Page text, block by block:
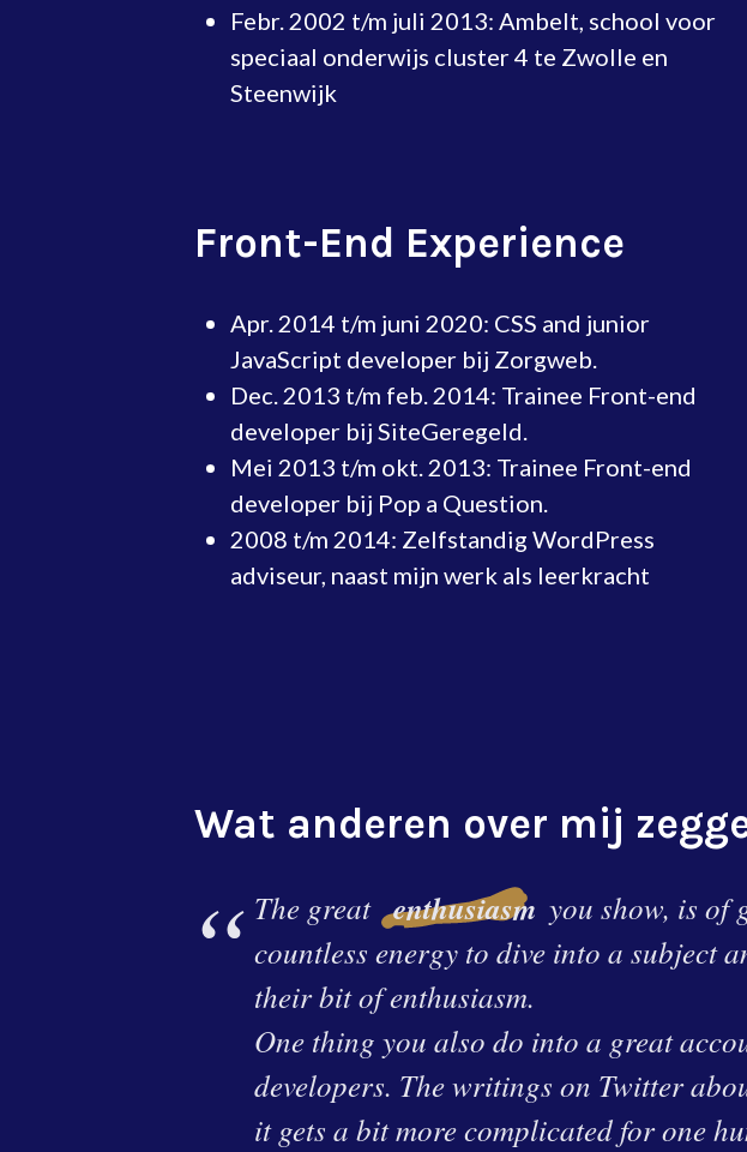
Febr. 2002 t/m juli 2013: Ambelt, school voor
speciaal onderwijs cluster 4 te Zwolle en
Steenwijk
Front-End Experience
Apr. 2014 t/m juni 2020: CSS and junior
JavaScript developer bij Zorgweb.
Dec. 2013 t/m feb. 2014: Trainee Front-end
developer bij SiteGeregeld.
Mei 2013 t/m okt. 2013: Trainee Front-end
developer bij Pop a Question.
2008 t/m 2014: Zelfstandig WordPress
adviseur, naast mijn werk als leerkracht
Wat anderen over mij
The great enthusiasm you show, is of
countless energy to dive into a subject
their bit of enthusiasm.
One thing you also do into a great
developers. The writings on Twitter
it gets a bit more complicated for one